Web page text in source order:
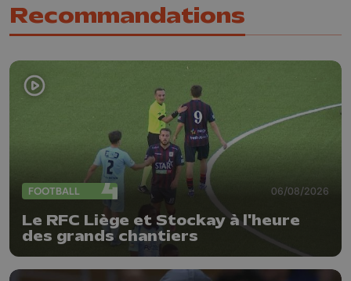
Recommandations
FOOTBALL 06/08/2026
Le RFC Liège et Stockay à l'heure
des grands chantiers